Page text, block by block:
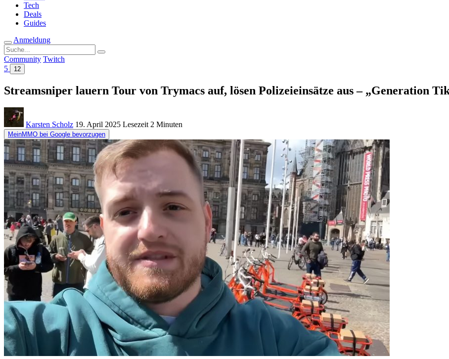
Tech
Deals
Guides
Anmeldung
Suche
nach:
Community Twitch
5
12
Streamsniper lauern Tour von Trymacs auf, lösen Polizeieinsätze aus – „Generation
Karsten Scholz 19. April 2025 Lesezeit 2 Minuten
MeinMMO bei Google bevorzugen